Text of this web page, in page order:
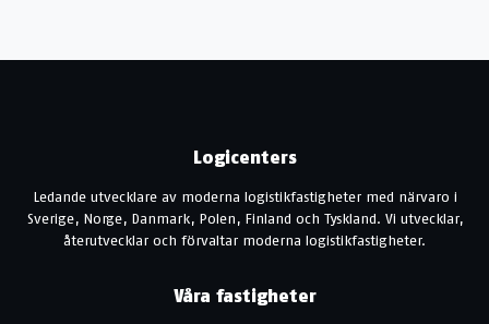
Logicenters
Ledande utvecklare av moderna logistikfastigheter med närvaro i
Sverige, Norge, Danmark, Polen, Finland och Tyskland. Vi utvecklar,
återutvecklar och förvaltar moderna logistikfastigheter.
Våra fastigheter